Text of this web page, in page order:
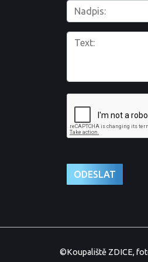
©Koupaliště ZDICE,